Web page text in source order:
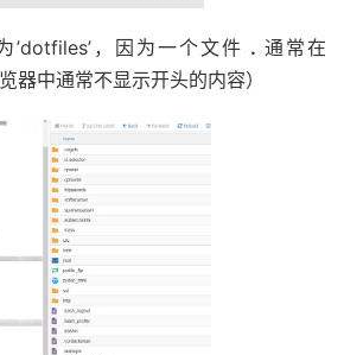
’dotfiles’，因为一个文件 . 通常在
器中通常不显示开头的内容）